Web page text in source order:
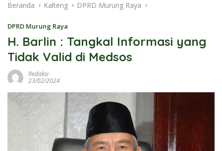
Beranda Kalteng DPRD Murung Raya
DPRD Murung Raya
H. Barlin : Tangkal Informasi yang
Tidak Valid di Medsos
Redaksi
23/02/2024